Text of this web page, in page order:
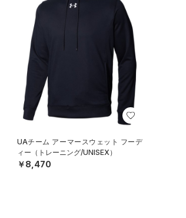
UAチーム アーマースウェット フーデ
ィー（トレーニング/UNISEX）
￥8,470